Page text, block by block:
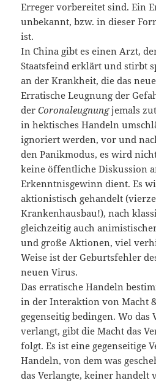
Erreger vorbereitet sind. Ein
unbekannt, bzw. in dieser
ist.
In China gibt es einen Arzt,
Staatsfeind erklärt und stirbt
an der Krankheit, die das
Erratische Leugnung der
derCoronaleugnungjemals
in hektisches Handeln
ignoriert werden, vor und
den Panikmodus, es wird
keine öffentliche Diskussion
Erkenntnisgewinn dient. Es
aktionistisch gehandelt
Krankenhausbau!), nach
gleichzeitig auch
und große Aktionen, viel
Weise ist der Geburtsfehler
neuen Virus.
Das erratische Handeln
in der Interaktion von Macht
gegenseitig bedingen. Wo das
verlangt, gibt die Macht das
folgt. Es ist eine gegenseitige
Handeln, von dem was
das Verlangte, keiner handelt